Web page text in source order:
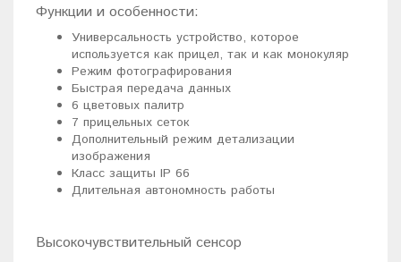
Функции и особенности:
Универсальность устройство, которое
используется как прицел, так и как монокуляр
Режим фотографирования
Быстрая передача данных
6 цветовых палитр
7 прицельных сеток
Дополнительный режим детализации
изображения
Класс защиты IP 66
Длительная автономность работы
Высокочувствительный сенсор